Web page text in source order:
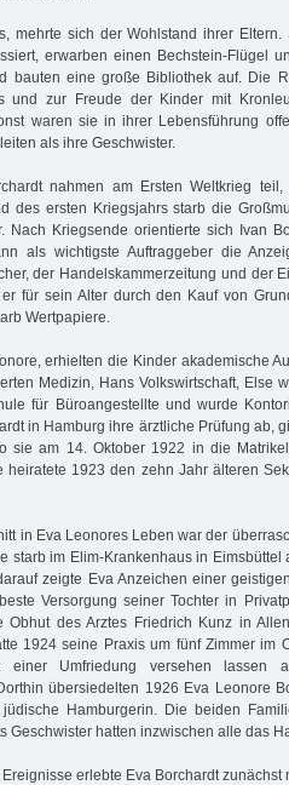
mehrte sich der Wohlstand ihrer
erwarben einen Bechstein-Flügel
bauten eine große Bibliothek auf. Die
und zur Freude der Kinder mit
waren sie in ihrer Lebensführung
als ihre Geschwister.
nahmen am Ersten Weltkrieg
des ersten Kriegsjahrs starb die
Nach Kriegsende orientierte sich Ivan
als wichtigste Auftraggeber die
der Handelskammerzeitung und der
für sein Alter durch den Kauf von
Wertpapiere.
erhielten die Kinder akademische
Medizin, Hans Volkswirtschaft, Else
für Büroangestellte und wurde
in Hamburg ihre ärztliche Prüfung ab,
sie am 14. Oktober 1922 in die
heiratete 1923 den zehn Jahr älteren
in Eva Leonores Leben war der
starb im Elim-Krankenhaus in
zeigte Eva Anzeichen einer
Versorgung seiner Tochter in
des Arztes Friedrich Kunz in
1924 seine Praxis um fünf Zimmer im
Umfriedung versehen lassen
übersiedelten 1926 Eva Leonore
Hamburgerin. Die beiden
Geschwister hatten inzwischen alle das
erlebte Eva Borchardt zunächst